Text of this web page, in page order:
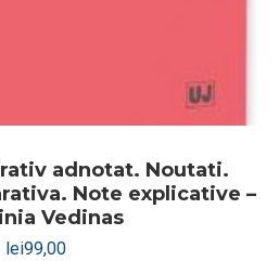
adnotat. Noutati.
Note explicative –
Vedinas
lei99,00